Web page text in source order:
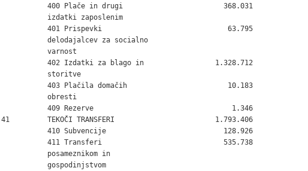
           400 Plače in drugi                        368.031
           izdatki zaposlenim
           401 Prispevki                              63.795
           delodajalcev za socialno
           varnost
           402 Izdatki za blago in                 1.328.712
           storitve
           403 Plačila domačih                        10.183
           obresti
           409 Rezerve                                 1.346
41         TEKOČI TRANSFERI                        1.793.406
           410 Subvencije                            128.926
           411 Transferi                             535.738
           posameznikom in
           gospodinjstvom